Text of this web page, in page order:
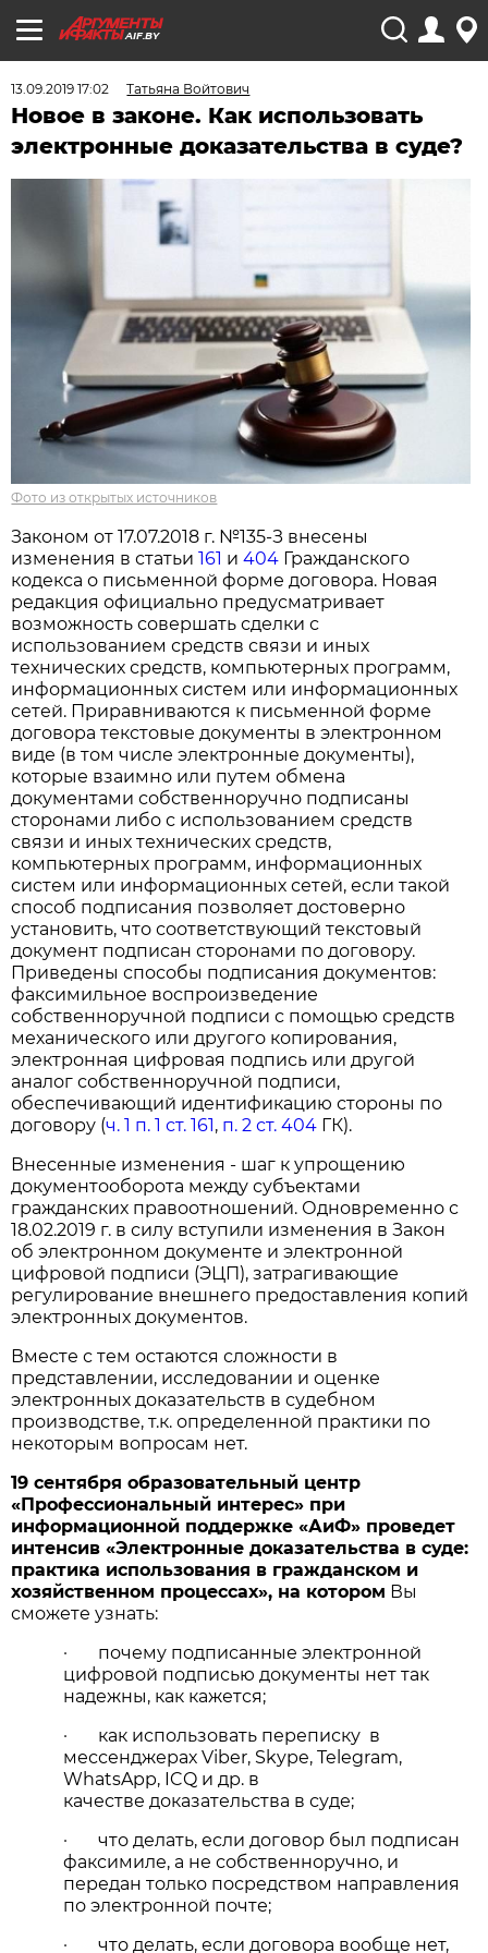
AIF.BY
13.09.2019 17:02 Татьяна Войтович
Новое в законе. Как использовать
электронные доказательства в суде?
Фото из открытых источников
Законом от 17.07.2018 г. №135-З внесены
изменения в статьи161 и404 Гражданского
кодекса о письменной форме договора. Новая
редакция официально предусматривает
возможность совершать сделки с
использованием средств связи и иных
технических средств, компьютерных программ,
информационных систем или информационных
сетей. Приравниваются к письменной форме
договора текстовые документы в электронном
виде (в том числе электронные документы),
которые взаимно или путем обмена
документами собственноручно подписаны
сторонами либо с использованием средств
связи и иных технических средств,
компьютерных программ, информационных
систем или информационных сетей, если такой
способ подписания позволяет достоверно
установить, что соответствующий текстовый
документ подписан сторонами по договору.
Приведены способы подписания документов:
факсимильное воспроизведение
собственноручной подписи с помощью средств
механического или другого копирования,
электронная цифровая подпись или другой
аналог собственноручной подписи,
обеспечивающий идентификацию стороны по
договору (ч. 1 п. 1 ст. 161, п. 2 ст. 404 ГК).
Внесенные изменения - шаг к упрощению
документооборота между субъектами
гражданских правоотношений. Одновременно с
18.02.2019 г. в силу вступили изменения в Закон
об электронном документе и электронной
цифровой подписи (ЭЦП), затрагивающие
регулирование внешнего предоставления копий
электронных документов.
Вместе с тем остаются сложности в
представлении, исследовании и оценке
электронных доказательств в судебном
производстве, т.к. определенной практики по
некоторым вопросам нет.
19 сентября образовательный центр
«Профессиональный интерес» при
информационной поддержке «АиФ» проведет
интенсив«Электронные доказательства в суде:
практика использования в гражданском и
хозяйственном процессах», на котором Вы
сможете узнать:
· почему подписанные электронной
цифровой подписью документы нет так
надежны, как кажется;
· как использовать переписку в
мессенджерах Viber, Skype, Telegram,
WhatsApp, ICQ и др. в
качестве доказательства в суде;
· что делать, если договор был подписан
факсимиле, а не собственноручно, и
передан только посредством направления
по электронной почте;
· что делать, если договора вообще нет,